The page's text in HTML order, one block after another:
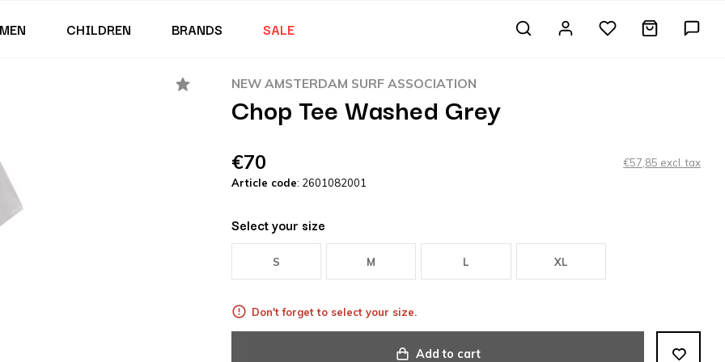
MEN CHILDREN BRANDS SALE
NEW AMSTERDAM SURF ASSOCIATION
Chop Tee Washed Grey
€70
€57,85 excl. tax
Article code: 2601082001
Select your size
S M L XL
Don't forget to select your size.
Add to cart